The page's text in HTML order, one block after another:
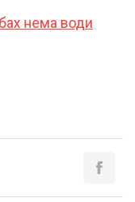
нема води